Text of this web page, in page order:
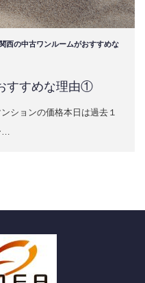
関西の中古ワンルームがおすすめな
すすめな理由①
ションの価格本日は過去１
…